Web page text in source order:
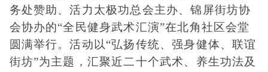
务处赞助、活力太极功总会主办、锦屏街坊协
会协办的“全民健身武术汇演”在北角社区会堂
圆满举行。活动以“弘扬传统、强身健体、联谊
街坊”为主题，汇聚近二十个武术、养生功法及